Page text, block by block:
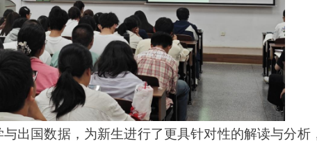
出国数据，为新生进行了更具针对性的解读与分析